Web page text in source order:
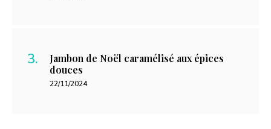
Jambon de Noël caramélisé aux épices
douces
22/11/2024